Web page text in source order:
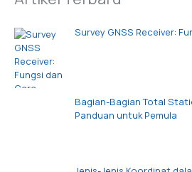
Survey GNSS Receiver:
Bagian-Bagian Total
Panduan untuk Pemula